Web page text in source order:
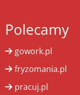
Polecamy
gowork.pl
fryzomania.pl
pracuj.pl